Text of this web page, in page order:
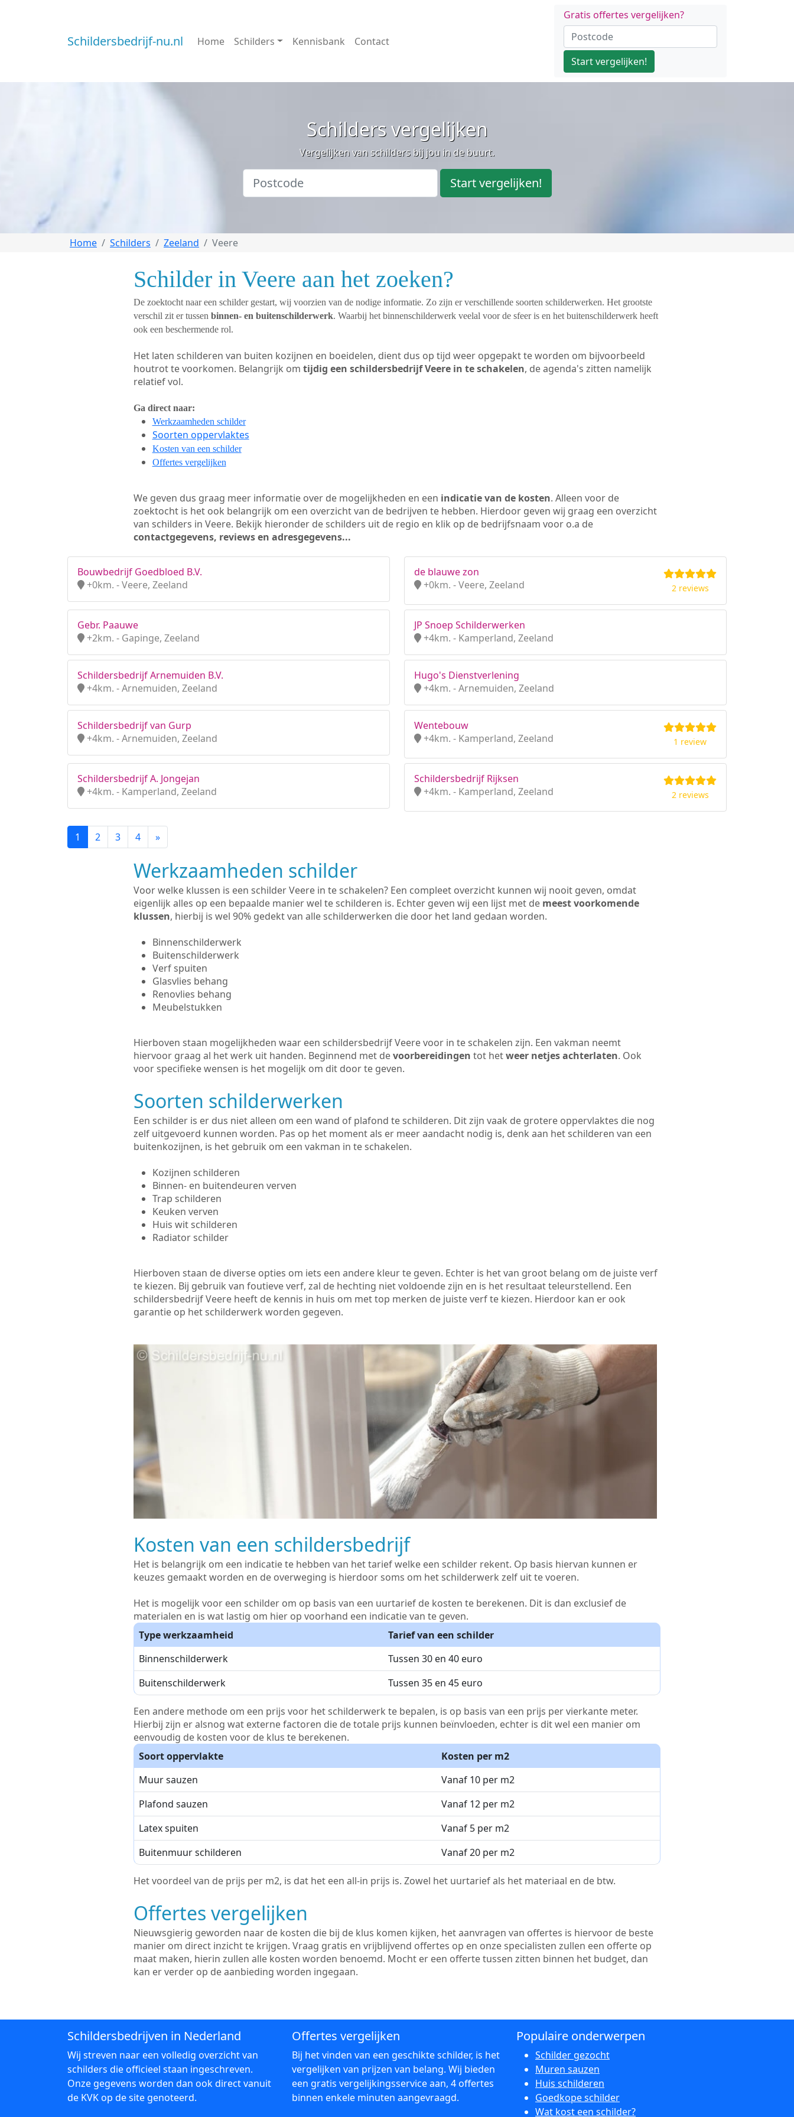
Schildersbedrijf-nu.nl Home Schilders Kennisbank Contact
Gratis offertes vergelijken?
Start vergelijken!
Schilders vergelijken
Vergelijken van schilders bij jou in de buurt.
Start vergelijken!
Home Schilders Zeeland Veere
Schilder in Veere aan het zoeken?
De zoektocht naar een schilder gestart, wij voorzien van de nodige informatie. Zo zijn er verschillende soorten schilderwerken. Het grootste
verschil zit er tussen binnen- en buitenschilderwerk. Waarbij het binnenschilderwerk veelal voor de sfeer is en het buitenschilderwerk heeft
ook een beschermende rol.
Het laten schilderen van buiten kozijnen en boeidelen, dient dus op tijd weer opgepakt te worden om bijvoorbeeld
houtrot te voorkomen. Belangrijk om tijdig een schildersbedrijf Veere in te schakelen, de agenda's zitten namelijk
relatief vol.
Ga direct naar:
Werkzaamheden schilder
Soorten oppervlaktes
Kosten van een schilder
Offertes vergelijken
We geven dus graag meer informatie over de mogelijkheden en een indicatie van de kosten. Alleen voor de
zoektocht is het ook belangrijk om een overzicht van de bedrijven te hebben. Hierdoor geven wij graag een overzicht
van schilders in Veere. Bekijk hieronder de schilders uit de regio en klik op de bedrijfsnaam voor o.a de
contactgegevens, reviews en adresgegevens...
Bouwbedrijf Goedbloed B.V.
+0km. - Veere, Zeeland
de blauwe zon
+0km. - Veere, Zeeland
2 reviews
Gebr. Paauwe
+2km. - Gapinge, Zeeland
JP Snoep Schilderwerken
+4km. - Kamperland, Zeeland
Schildersbedrijf Arnemuiden B.V.
+4km. - Arnemuiden, Zeeland
Hugo's Dienstverlening
+4km. - Arnemuiden, Zeeland
Schildersbedrijf van Gurp
+4km. - Arnemuiden, Zeeland
Wentebouw
+4km. - Kamperland, Zeeland
1 review
Schildersbedrijf A. Jongejan
+4km. - Kamperland, Zeeland
Schildersbedrijf Rijksen
+4km. - Kamperland, Zeeland
2 reviews
1 2 3 4 »
Werkzaamheden schilder
Voor welke klussen is een schilder Veere in te schakelen? Een compleet overzicht kunnen wij nooit geven, omdat
eigenlijk alles op een bepaalde manier wel te schilderen is. Echter geven wij een lijst met de meest voorkomende
klussen, hierbij is wel 90% gedekt van alle schilderwerken die door het land gedaan worden.
Binnenschilderwerk
Buitenschilderwerk
Verf spuiten
Glasvlies behang
Renovlies behang
Meubelstukken
Hierboven staan mogelijkheden waar een schildersbedrijf Veere voor in te schakelen zijn. Een vakman neemt
hiervoor graag al het werk uit handen. Beginnend met devoorbereidingen tot hetweer netjes achterlaten. Ook
voor specifieke wensen is het mogelijk om dit door te geven.
Soorten schilderwerken
Een schilder is er dus niet alleen om een wand of plafond te schilderen. Dit zijn vaak de grotere oppervlaktes die nog
zelf uitgevoerd kunnen worden. Pas op het moment als er meer aandacht nodig is, denk aan het schilderen van een
buitenkozijnen, is het gebruik om een vakman in te schakelen.
Kozijnen schilderen
Binnen- en buitendeuren verven
Trap schilderen
Keuken verven
Huis wit schilderen
Radiator schilder
Hierboven staan de diverse opties om iets een andere kleur te geven. Echter is het van groot belang om de juiste verf
te kiezen. Bij gebruik van foutieve verf, zal de hechting niet voldoende zijn en is het resultaat teleurstellend. Een
schildersbedrijf Veere heeft de kennis in huis om met top merken de juiste verf te kiezen. Hierdoor kan er ook
garantie op het schilderwerk worden gegeven.
Kosten van een schildersbedrijf
Het is belangrijk om een indicatie te hebben van het tarief welke een schilder rekent. Op basis hiervan kunnen er
keuzes gemaakt worden en de overweging is hierdoor soms om het schilderwerk zelf uit te voeren.
Het is mogelijk voor een schilder om op basis van een uurtarief de kosten te berekenen. Dit is dan exclusief de
materialen en is wat lastig om hier op voorhand een indicatie van te geven.
Type werkzaamheid
Tarief van een schilder
Binnenschilderwerk
Tussen 30 en 40 euro
Buitenschilderwerk
Tussen 35 en 45 euro
Een andere methode om een prijs voor het schilderwerk te bepalen, is op basis van een prijs per vierkante meter.
Hierbij zijn er alsnog wat externe factoren die de totale prijs kunnen beïnvloeden, echter is dit wel een manier om
eenvoudig de kosten voor de klus te berekenen.
Soort oppervlakte
Kosten per m2
Muur sauzen
Vanaf 10 per m2
Plafond sauzen
Vanaf 12 per m2
Latex spuiten
Vanaf 5 per m2
Buitenmuur schilderen
Vanaf 20 per m2
Het voordeel van de prijs per m2, is dat het een all-in prijs is. Zowel het uurtarief als het materiaal en de btw.
Offertes vergelijken
Nieuwsgierig geworden naar de kosten die bij de klus komen kijken, het aanvragen van offertes is hiervoor de beste
manier om direct inzicht te krijgen. Vraag gratis en vrijblijvend offertes op en onze specialisten zullen een offerte op
maat maken, hierin zullen alle kosten worden benoemd. Mocht er een offerte tussen zitten binnen het budget, dan
kan er verder op de aanbieding worden ingegaan.
Schildersbedrijven in Nederland
Wij streven naar een volledig overzicht van
schilders die officieel staan ingeschreven.
Onze gegevens worden dan ook direct vanuit
de KVK op de site genoteerd.
Offertes vergelijken
Bij het vinden van een geschikte schilder, is het
vergelijken van prijzen van belang. Wij bieden
een gratis vergelijkingsservice aan, 4 offertes
binnen enkele minuten aangevraagd.
Populaire onderwerpen
Schilder gezocht
Muren sauzen
Huis schilderen
Goedkope schilder
Wat kost een schilder?